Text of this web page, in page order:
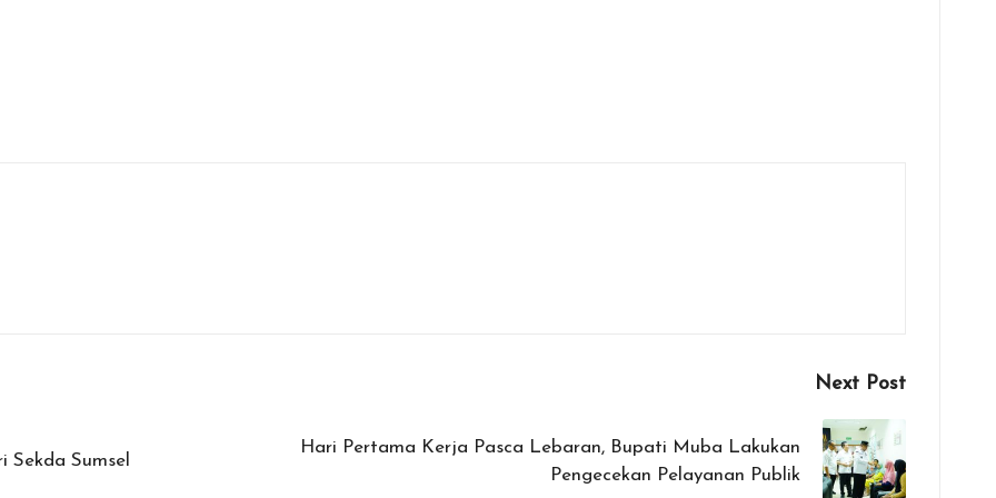
Sekda Sumsel
Next Post
Hari Pertama Kerja Pasca Lebaran, Bupati Muba Lakukan
Pengecekan Pelayanan Publik